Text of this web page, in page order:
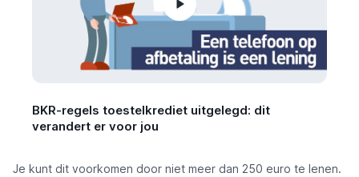
BKR-regels toestelkrediet uitgelegd: dit
verandert er voor jou
Je kunt dit voorkomen door niet meer dan 250 euro te lenen.